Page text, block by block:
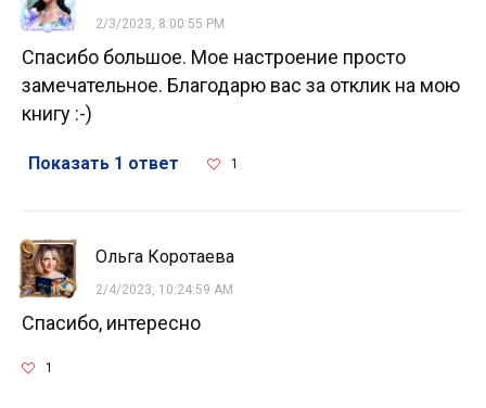
2/3/2023, 8:00:55 PM
Спасибо большое. Мое настроение просто
замечательное. Благодарю вас за отклик на мою
книгу :-)
Показать 1 ответ 1
Ольга Коротаева
2/4/2023, 10:24:59 AM
Спасибо, интересно
1